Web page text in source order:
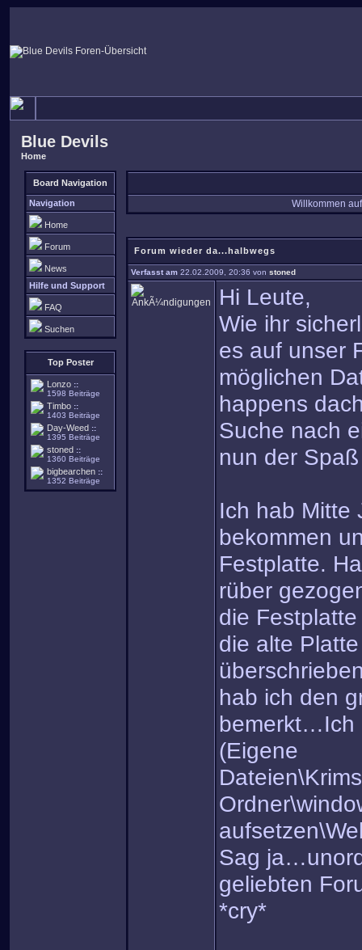
Blue Devils
Home
Board Navigation
Navigation
Home
Forum
News
Hilfe und Support
FAQ
Suchen
Top Poster
Lonzo ::
1598 Beiträge
Timbo ::
1403 Beiträge
Day-Weed ::
1395 Beiträge
stoned ::
1360 Beiträge
bigbearchen ::
1352 Beiträge
Willkommen
Forum wieder da...halbwegs
Verfasst am 22.02.2009, 20:36 von stoned
Hi Leute,
Wie ihr
es auf unser
möglichen
happens
Suche nach
nun der
Ich hab Mitte
bekommen
Festplatte.
rüber
die
die alte
hab ich den
bemerkt…Ich
(Eigene
Sag
geliebten
*cry*